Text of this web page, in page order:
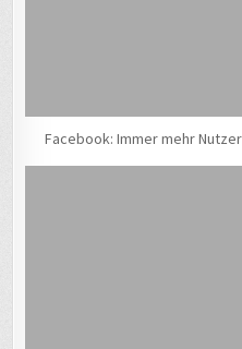
Facebook: Immer mehr